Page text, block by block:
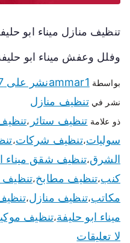
وفلل وعفش ميناء ابو
بواسطة ammar1نشر على 17
نشر فيتنظيف منازل
ذو علامة تنظيف ستائر ،
سوليات،تنظيف شركات،
الشرق،تنظيف شقق ميناء
كنب،تنظيف مطابخ،
مكاتب،تنظيف منازل،
ميناء ابو حليفة،تنظيف
لا تعليقات